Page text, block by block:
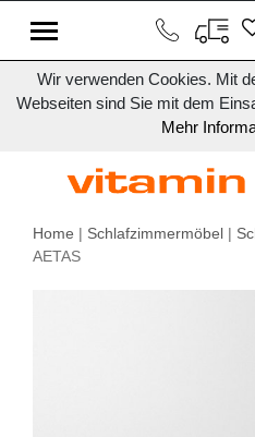
Wir verwenden Cookies. Mit
Webseiten sind Sie mit dem
Mehr
Home | Schlafzimmermöbel |
AETAS